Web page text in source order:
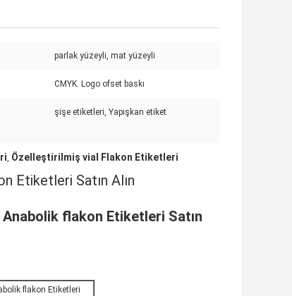
parlak yüzeyli, mat yüzeyli
CMYK. Logo ofset baskı
şişe etiketleri, Yapışkan etiket
, Özelleştirilmiş vial Flakon Etiketleri
Etiketleri Satın Alın
flakon Etiketleri Satın
flakon Etiketleri